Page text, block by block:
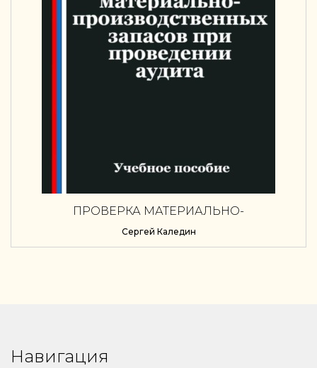
ПРОВЕРКА МАТЕРИАЛЬНО-
ПРОИЗВОДСТВЕННЫХ ЗАПАСОВ ПРИ
ПРОВЕДЕНИИ АУДИТА
Сергей Каледин
Навигация